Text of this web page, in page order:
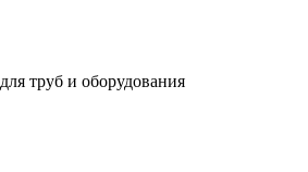
труб и оборудования